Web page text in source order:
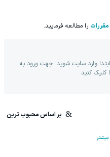
را مطالعه فرمایید.
وارد سایت شوید. جهت ورود به
کلیک کنید
بر اساس محبوب ترین